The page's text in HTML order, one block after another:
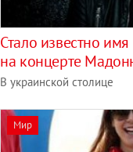
Стало известно
на концерте
В украинской столице
Мир